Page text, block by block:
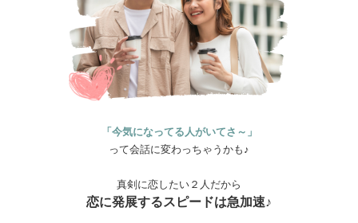
「今気になってる人がいてさ～」
って会話に変わっちゃうかも♪
真剣に恋したい２人だから
恋に発展するスピードは急加速♪